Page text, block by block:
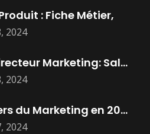
2024
: Fiche Métier,
2024
Métier Directeur Marketing: Salaire, Mission, et
2024
Les Métiers du Marketing en 2025